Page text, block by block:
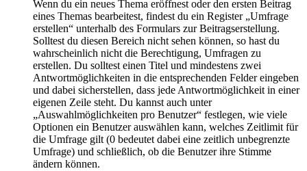
Wenn du ein neues Thema eröffnest oder den ersten Beitrag
eines Themas bearbeitest, findest du ein Register „Umfrage
erstellen“ unterhalb des Formulars zur Beitragserstellung.
Solltest du diesen Bereich nicht sehen können, so hast du
wahrscheinlich nicht die Berechtigung, Umfragen zu
erstellen. Du solltest einen Titel und mindestens zwei
Antwortmöglichkeiten in die entsprechenden Felder eingeben
und dabei sicherstellen, dass jede Antwortmöglichkeit in einer
eigenen Zeile steht. Du kannst auch unter
„Auswahlmöglichkeiten pro Benutzer“ festlegen, wie viele
Optionen ein Benutzer auswählen kann, welches Zeitlimit für
die Umfrage gilt (0 bedeutet dabei eine zeitlich unbegrenzte
Umfrage) und schließlich, ob die Benutzer ihre Stimme
ändern können.